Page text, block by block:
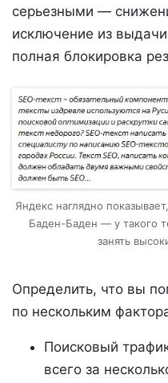
серьезными —
исключение из
полная блокировка
Яндекс наглядно
Баден-Баден — у такого
занять
Определить, что вы
по нескольким
Поисковый
всего за